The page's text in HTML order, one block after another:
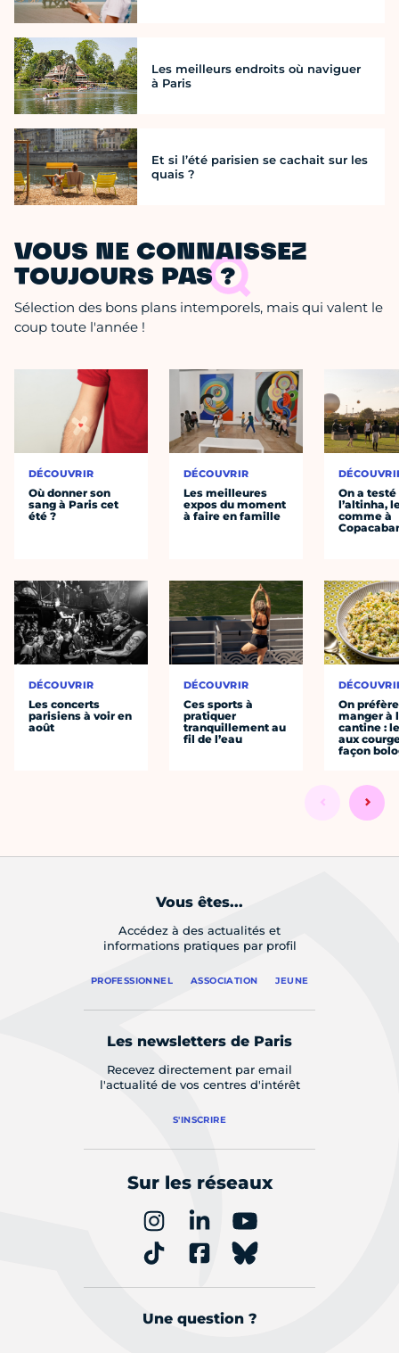
Les meilleurs endroits où naviguer
à Paris
Et si l’été parisien se cachait sur les
quais ?
VOUS NE CONNAISSEZ
TOUJOURS PAS ?
Sélection des bons plans intemporels, mais qui valent le
coup toute l'année !
DÉCOUVRIR
Où donner son
sang à Paris cet
été ?
DÉCOUVRIR
Les concerts
parisiens à voir en
août
DÉCOUVRIR
Les meilleures
expos du moment
à faire en famille
DÉCOUVRIR
Ces sports à
pratiquer
tranquillement au
fil de l’eau
On a testé
l’altinha,
comme à
On préfère
manger à
cantine :
aux
façon
Vous êtes...
Accédez à des actualités et
informations pratiques par profil
PROFESSIONNEL ASSOCIATION JEUNE
Les newsletters de Paris
Recevez directement par email
l'actualité de vos centres d'intérêt
S'INSCRIRE
Sur les réseaux
Une question ?